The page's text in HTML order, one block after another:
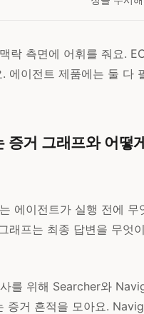
락 측면에 어휘를 줘요.
에이전트 제품에는 둘 다
증거 그래프와 어떻
에이전트가 실행 전에 무
래프는 최종 답변을 무엇
를 위해 Searcher와
증거 흔적을 모아요.